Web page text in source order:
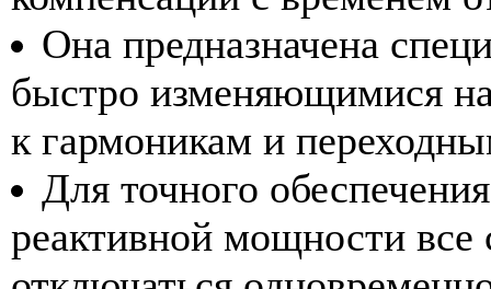
Она предназначена
быстро изменяющимися
к гармоникам и
Для точного
реактивной мощности все